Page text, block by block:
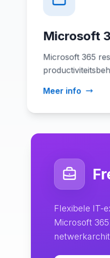
Microsoft
Microsoft 365
Meer info
Flexibele IT-
Microsoft